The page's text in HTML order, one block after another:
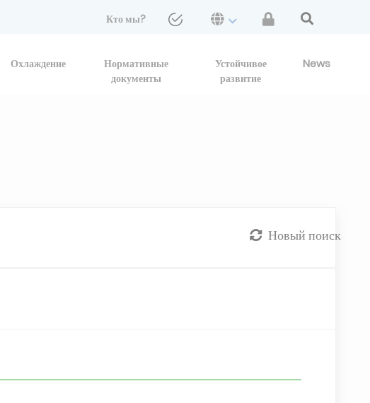
Кто мы?
Охлаждение
Нормативные
документы
Устойчивое
развитие
News
Новый поиск